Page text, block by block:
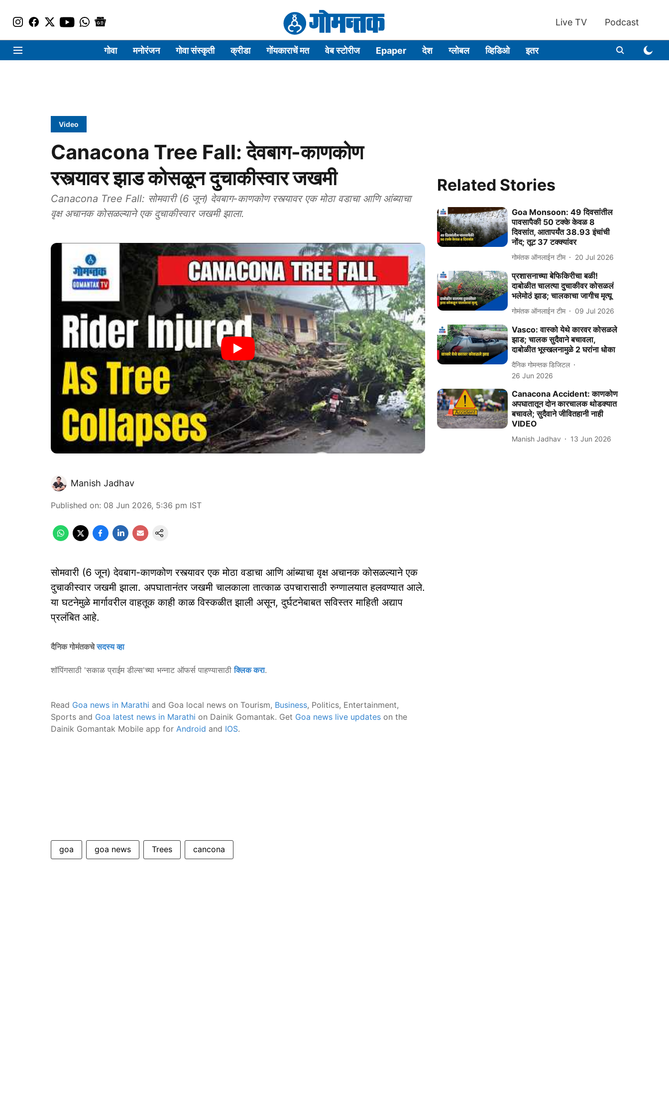
Live TV Podcast
गोवा मनोरंजन गोवा संस्कृती क्रीडा गोंयकाराचें मत वेब स्टोरीज Epaper देश ग्लोबल व्हिडिओ इतर
Video
Canacona Tree Fall: देवबाग-काणकोण
रस्त्यावर झाड कोसळून दुचाकीस्वार जखमी
Canacona Tree Fall: सोमवारी (6 जून) देवबाग-काणकोण रस्त्यावर एक मोठा वडाचा आणि आंब्याचा
वृक्ष अचानक कोसळल्याने एक दुचाकीस्वार जखमी झाला.
Manish Jadhav
Published on: 08 Jun 2026, 5:36 pm IST
सोमवारी (6 जून) देवबाग-काणकोण रस्त्यावर एक मोठा वडाचा आणि आंब्याचा वृक्ष अचानक कोसळल्याने एक
दुचाकीस्वार जखमी झाला. अपघातानंतर जखमी चालकाला तात्काळ उपचारासाठी रुग्णालयात हलवण्यात आले.
या घटनेमुळे मार्गावरील वाहतूक काही काळ विस्कळीत झाली असून, दुर्घटनेबाबत सविस्तर माहिती अद्याप
प्रलंबित आहे.
दैनिक गोमंतकचेसदस्य व्हा
शॉपिंगसाठी 'सकाळ प्राईम डील्स'च्या भन्नाट ऑफर्स पाहण्यासाठीक्लिक करा.
Read Goa news in Marathi and Goa local news on Tourism, Business, Politics, Entertainment,
Sports and Goa latest news in Marathi on Dainik Gomantak. Get Goa news live updates on the
Dainik Gomantak Mobile app for Android and IOS.
goa goa news Trees cancona
Related Stories
Goa Monsoon: 49 दिवसांतील
पावसापैकी 50 टक्‍के केवळ 8
दिवसांत, आतापर्यंत 38.93 इंचांची
नोंद; तूट 37 टक्‍क्‍यांवर
गोमंतक ऑनलाईन टीम 20 Jul 2026
प्रशासनाच्या बेफिकिरीचा बळी!
दाबोळीत चालत्या दुचाकीवर कोसळलं
भलेमोठं झाड; चालकाचा जागीच मृत्यू
गोमंतक ऑनलाईन टीम 09 Jul 2026
Vasco: वास्को येथे कारवर कोसळले
झाड; चालक सुदैवाने बचावला,
दाबोळीत भूस्खलनामुळे 2 घरांना धोका
दैनिक गोमन्तक डिजिटल
26 Jun 2026
Canacona Accident: काणकोण
अपघातातून दोन कारचालक थोडक्यात
बचावले; सुदैवाने जीवितहानी नाही
VIDEO
Manish Jadhav 13 Jun 2026